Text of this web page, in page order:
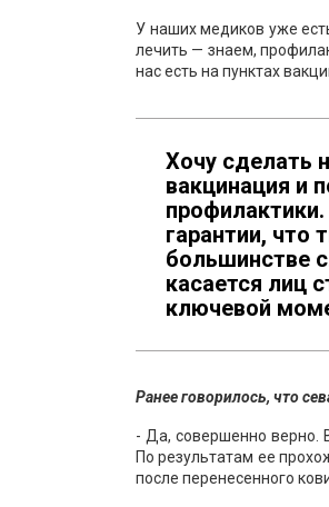
У наших медиков уже
лечить — знаем,
нас есть на пунктах
Хочу сделать
вакцинация и
гарантии, что
большинстве
касается лиц
ключевой
Ранее говорилось, что
- Да, совершенно верно.
По результатам ее
после перенесенного